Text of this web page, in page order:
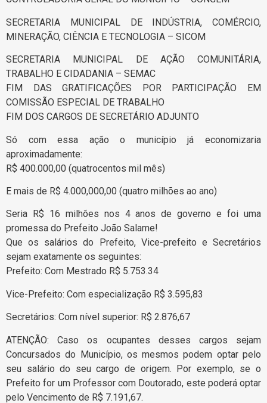
SECRETARIA MUNICIPAL DE INDÚSTRIA, COMÉRCIO,
MINERAÇÃO, CIÊNCIA E TECNOLOGIA – SICOM
SECRETARIA MUNICIPAL DE AÇÃO COMUNITÁRIA,
TRABALHO E CIDADANIA – SEMAC
FIM DAS GRATIFICAÇÕES POR PARTICIPAÇÃO EM
COMISSÃO ESPECIAL DE TRABALHO
FIM DOS CARGOS DE SECRETÁRIO ADJUNTO
Só com essa ação o município já economizaria
aproximadamente:
R$ 400.000,00 (quatrocentos mil mês)
E mais de R$ 4.000,000,00 (quatro milhões ao ano)
Seria R$ 16 milhões nos 4 anos de governo e foi uma
promessa do Prefeito João Salame!
Que os salários do Prefeito, Vice-prefeito e Secretários
sejam exatamente os seguintes:
Prefeito: Com Mestrado R$ 5.753.34
Vice-Prefeito: Com especialização R$ 3.595,83
Secretários: Com nível superior: R$ 2.876,67
ATENÇÃO: Caso os ocupantes desses cargos sejam
Concursados do Município, os mesmos podem optar pelo
seu salário do seu cargo de origem. Por exemplo, se o
Prefeito for um Professor com Doutorado, este poderá optar
pelo Vencimento de R$ 7.191,67.